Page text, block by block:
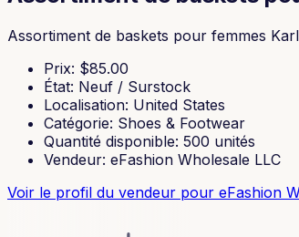
Assortiment de baskets pour femmes
Prix: $85.00
État: Neuf / Surstock
Localisation: United States
Catégorie: Shoes & Footwear
Quantité disponible: 500 unités
Vendeur: eFashion Wholesale LLC
Voir le profil du vendeur pour eFashion